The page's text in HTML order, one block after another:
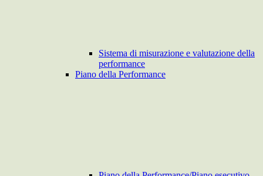
Sistema di misurazione e valutazione della
performance
Piano della Performance